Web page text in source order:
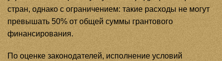
стран, однако с ограничением: такие расходы не могут
превышать 50% от общей суммы грантового
финансирования.
По оценке законодателей, исполнение условий